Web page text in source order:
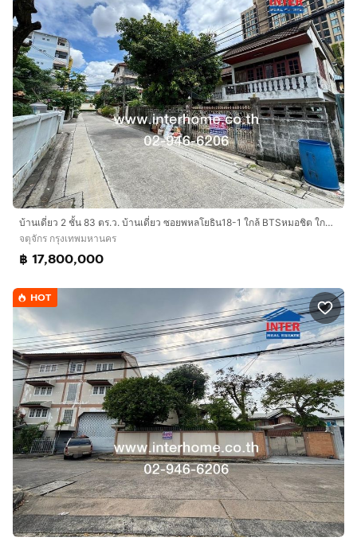
การเดินทางสะดวก :
ใกล้ปากซอยพหลโยธินเพียง 700 เมตร
ถนนพหลโยธิน ถนนรัชดาภิเษก
ใกล้รถไฟฟ้า BTS สายสีเขียว สถานีพหลโยธิน24
บริษัท อินเตอร์โฮม เรียลตี้ เอสเตท จำกัด
Interhome Realty Estate
www.interhome.co.th
โทร.กดเพื่อดูเบอร์โทร xxxxxx206
https://www.interhome.co.th/propertydetail.php?
propcode=66426
บ้านเดี่ยว 2 ชั้น 83 ตร.ว. บ้านเดี่ยว ซอยพหลโยธิน18-1 ใกล้ BTSหมอชิต ใกล้ 5แยกลาดพร้าว ถนนพหลโยธิน ถนนวิภาวดี5 เขตจตุจักร กรุงเทพมหานคร
จตุจักร กรุงเทพมหานคร
฿ 17,800,000
HOT